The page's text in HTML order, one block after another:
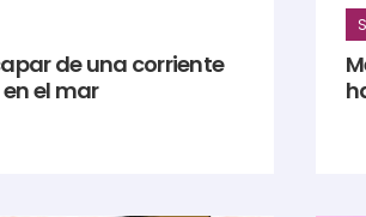
de una corriente
el mar